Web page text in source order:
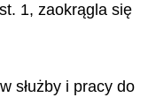
1, zaokrągla się
służby i pracy do